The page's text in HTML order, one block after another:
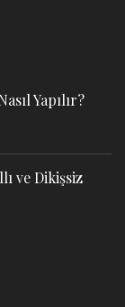
Yapılır?
ve Dikişsiz